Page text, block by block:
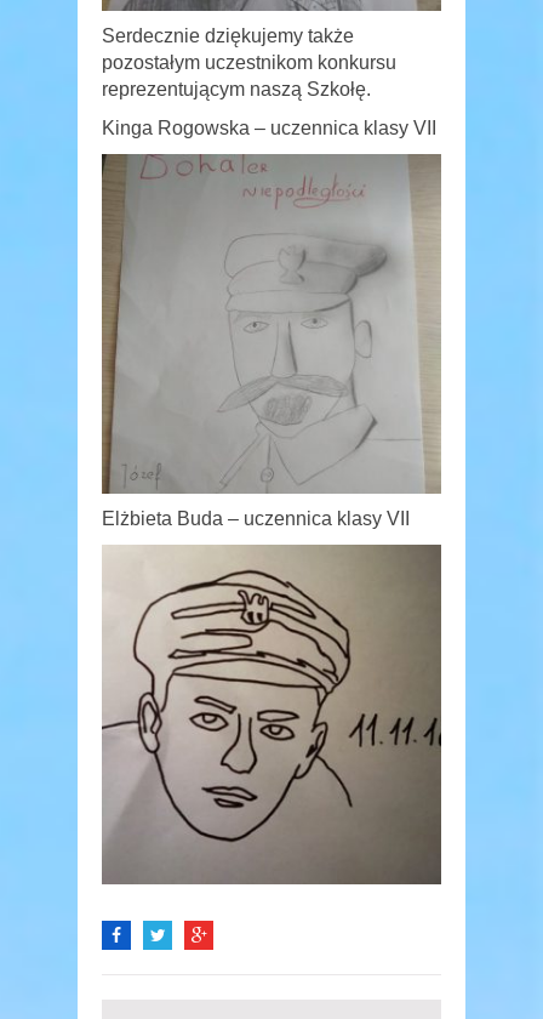
Serdecznie dziękujemy także
pozostałym uczestnikom konkursu
reprezentującym naszą Szkołę.
Kinga Rogowska – uczennica klasy VII
Elżbieta Buda – uczennica klasy VII